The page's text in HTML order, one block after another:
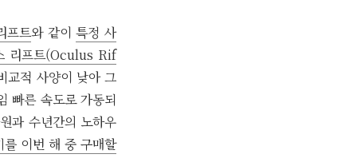
프트와 같이특정 사
리프트(Oculus Rif
교적 사양이 낮아 그
빠른 속도로 가동되
과 수년간의 노하우
이번 해 중 구매할